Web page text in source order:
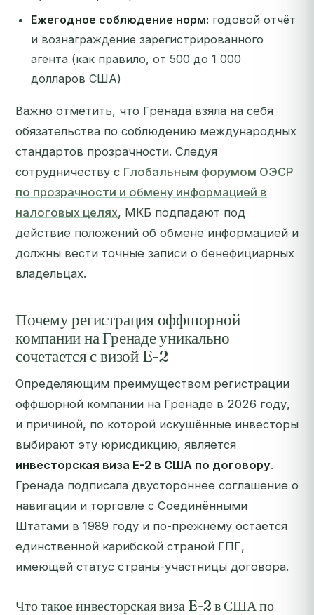
Ежегодное соблюдение норм: годовой отчёт
и вознаграждение зарегистрированного
агента (как правило, от 500 до 1 000
долларов США)
Важно отметить, что Гренада взяла на себя
обязательства по соблюдению международных
стандартов прозрачности. Следуя
сотрудничеству с Глобальным форумом ОЭСР
по прозрачности и обмену информацией в
налоговых целях, МКБ подпадают под
действие положений об обмене информацией и
должны вести точные записи о бенефициарных
владельцах.
Почему регистрация оффшорной
компании на Гренаде уникально
сочетается с визой E-2
Определяющим преимуществом регистрации
оффшорной компании на Гренаде в 2026 году,
и причиной, по которой искушённые инвесторы
выбирают эту юрисдикцию, является
инвесторская виза E-2 в США по договору.
Гренада подписала двустороннее соглашение о
навигации и торговле с Соединёнными
Штатами в 1989 году и по-прежнему остаётся
единственной карибской страной ГПГ,
имеющей статус страны-участницы договора.
Что такое инвесторская виза E-2 в США по